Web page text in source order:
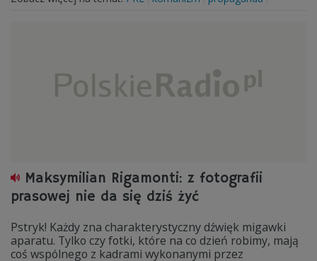
Maksymilian Rigamonti: z fotografii
prasowej nie da się dziś żyć
Pstryk! Każdy zna charakterystyczny dźwięk migawki
aparatu. Tylko czy fotki, które na co dzień robimy, mają
coś wspólnego z kadrami wykonanymi przez